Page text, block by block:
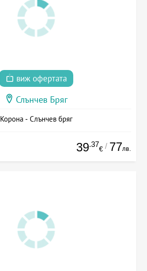
виж офертата
Слънчев Бряг
Корона - Слънчев бряг
39.37
€ / 77лв.